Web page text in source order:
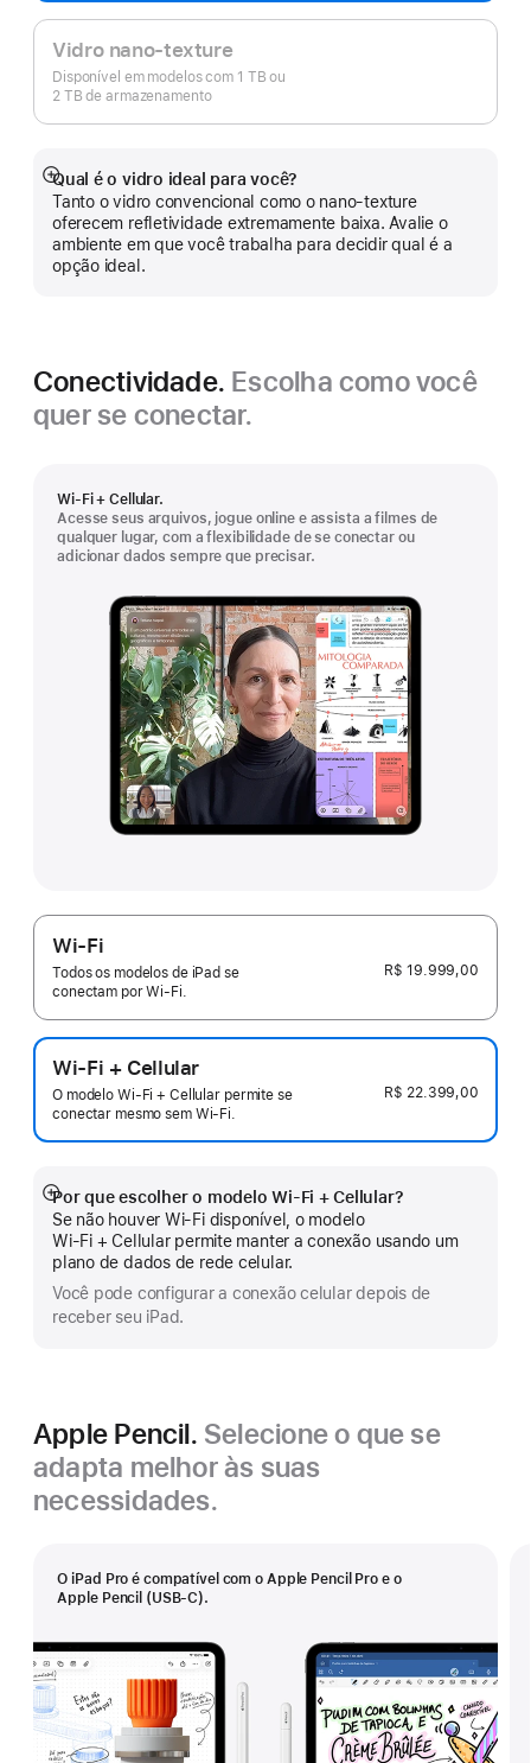
Vidro nano-texture
Disponível em modelos com 1 TB ou
2 TB de armazenamento
Qual é o vidro ideal para você?
Tanto o vidro convencional como o nano-texture
oferecem refletividade extremamente baixa. Avalie o
ambiente em que você trabalha para decidir qual é a
opção ideal.
Mostrar
mais
Conectividade. Escolha como você
quer se conectar.
Wi-Fi + Cellular.
Acesse seus arquivos, jogue online e assista a filmes de
qualquer lugar, com a flexibilidade de se conectar ou
adicionar dados sempre que precisar.
Wi-Fi
Todos os modelos de iPad se
conectam por Wi-Fi.
R$ 19.999,00
Wi-Fi + Cellular
O modelo Wi-Fi + Cellular permite se
conectar mesmo sem Wi-Fi.
R$ 22.399,00
Por que escolher o modelo Wi‑Fi + Cellular?
Se não houver Wi-Fi disponível, o modelo
Wi‑Fi + Cellular permite manter a conexão usando um
plano de dados de rede celular.
Você pode configurar a conexão celular depois de
receber seu iPad.
Mostrar
mais
Apple Pencil. Selecione o que se
adapta melhor às suas
necessidades.
O iPad Pro é compatível com o Apple Pencil Pro e o
Apple Pencil (USB-C).